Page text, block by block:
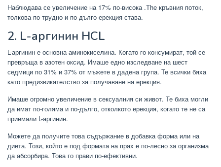
Наблюдава се увеличение на 17% по-висока .The кръвния поток,
толкова по-трудно и по-дълго ерекция става.
2. L-аргинин HCL
L-аргинин е основна аминокиселина. Когато го консумират, той се
превръща в азотен оксид. Имаше едно изследване на шест
седмици по 31% и 37% от мъжете в дадена група. Те всички бяха
като предизвикателство за получаване на ерекция.
Имаше огромно увеличение в сексуалния си живот. Те биха могли
да имат по-голяма и по-дълго, отколкото ерекция, когато те не са
приемали L-аргинин.
Можете да получите това съдържание в добавка форма или на
диета. Този, който е под формата на прах е по-лесно за организма
да абсорбира. Това го прави по-ефективни.